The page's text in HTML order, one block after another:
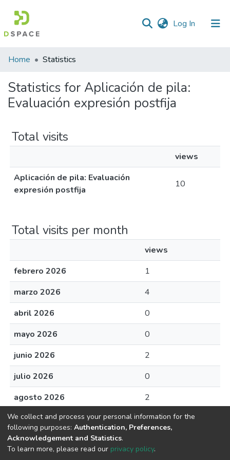
Log In (current)
Home Statistics
Statistics for Aplicación de pila:
Evaluación expresión postfija
Total visits
views
Aplicación de pila: Evaluación
expresión postfija
10
Total visits per month
views
febrero 2026
1
marzo 2026
4
abril 2026
0
mayo 2026
0
junio 2026
2
julio 2026
0
agosto 2026
2
Av. Plutarco Elías Calles #1210 Fovissste Chamizal Ciudad Juárez,
We collect and process your personal information for the
following purposes: Authentication, Preferences,
Acknowledgement and Statistics.
To learn more, please read our privacy policy.